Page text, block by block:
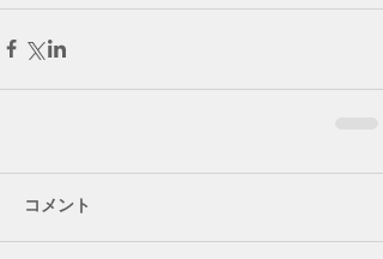
コメント